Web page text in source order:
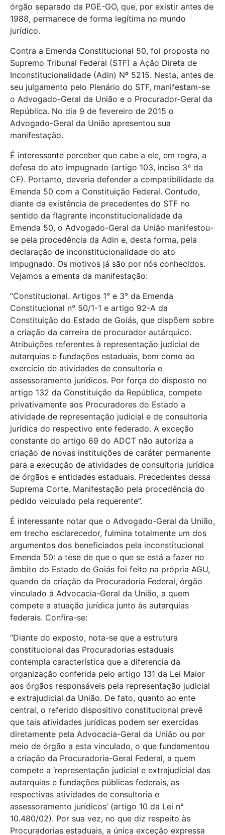
órgão separado da PGE-GO, que, por existir antes de
1988, permanece de forma legítima no mundo
jurídico.
Contra a Emenda Constitucional 50, foi proposta no
Supremo Tribunal Federal (STF) a Ação Direta de
Inconstitucionalidade (Adin) Nº 5215. Nesta, antes de
seu julgamento pelo Plenário do STF, manifestam-se
o Advogado-Geral da União e o Procurador-Geral da
República. No dia 9 de fevereiro de 2015 o
Advogado-Geral da União apresentou sua
manifestação.
É interessante perceber que cabe a ele, em regra, a
defesa do ato impugnado (artigo 103, inciso 3º da
CF). Portanto, deveria defender a compatibilidade da
Emenda 50 com a Constituição Federal. Contudo,
diante da existência de precedentes do STF no
sentido da flagrante inconstitucionalidade da
Emenda 50, o Advogado-Geral da União manifestou-
se pela procedência da Adin e, desta forma, pela
declaração de inconstitucionalidade do ato
impugnado. Os motivos já são por nós conhecidos.
Vejamos a ementa da manifestação:
“Constitucional. Artigos 1° e 3° da Emenda
Constitucional n° 50/1-1 e artigo 92-A da
Constituição do Estado de Goiás, que dispõem sobre
a criação da carreira de procurador autárquico.
Atribuições referentes à representação judicial de
autarquias e fundações estaduais, bem como ao
exercício de atividades de consultoria e
assessoramento jurídicos. Por força do disposto no
artigo 132 da Constituição da República, compete
privativamente aos Procuradores do Estado a
atividade de representação judicial e de consultoria
jurídica do respectivo ente federado. A exceção
constante do artigo 69 do ADCT não autoriza a
criação de novas instituições de caráter permanente
para a execução de atividades de consultoria jurídica
de órgãos e entidades estaduais. Precedentes dessa
Suprema Corte. Manifestação pela procedência do
pedido veiculado pela requerente”.
É interessante notar que o Advogado-Geral da União,
em trecho esclarecedor, fulmina totalmente um dos
argumentos dos beneficiados pela inconstitucional
Emenda 50: a tese de que o que se está a fazer no
âmbito do Estado de Goiás foi feito na própria AGU,
quando da criação da Procuradoria Federal, órgão
vinculado à Advocacia-Geral da União, a quem
compete a atuação jurídica junto às autarquias
federais. Confira-se:
“Diante do exposto, nota-se que a estrutura
constitucional das Procuradorias estaduais
contempla característica que a diferencia da
organização conferida pelo artigo 131 da Lei Maior
aos órgãos responsáveis pela representação judicial
e extrajudicial da União. De fato, quanto ao ente
central, o referido dispositivo constitucional prevê
que tais atividades jurídicas podem ser exercidas
diretamente pela Advocacia-Geral da União ou por
meio de órgão a esta vinculado, o que fundamentou
a criação da Procuradoria-Geral Federal, a quem
compete a ‘representação judicial e extrajudicial das
autarquias e fundações públicas federais, as
respectivas atividades de consultoria e
assessoramento jurídicos’ (artigo 10 da Lei n°
10.480/02). Por sua vez, no que diz respeito às
Procuradorias estaduais, a única exceção expressa